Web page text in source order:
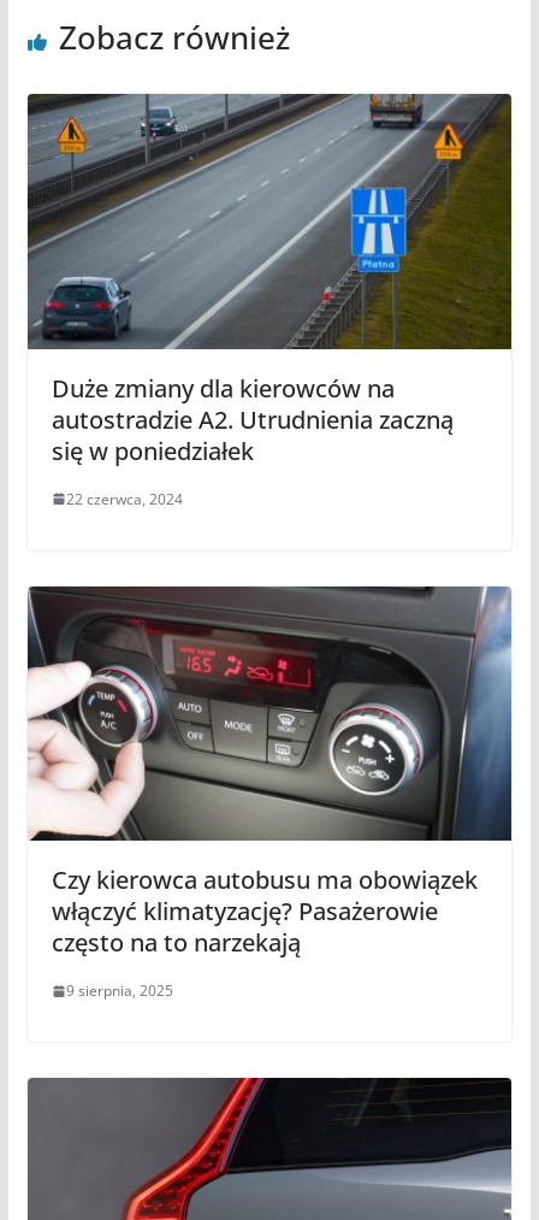
Zobacz również
Duże zmiany dla kierowców na
autostradzie A2. Utrudnienia zaczną
się w poniedziałek
22 czerwca, 2024
Czy kierowca autobusu ma obowiązek
włączyć klimatyzację? Pasażerowie
często na to narzekają
9 sierpnia, 2025